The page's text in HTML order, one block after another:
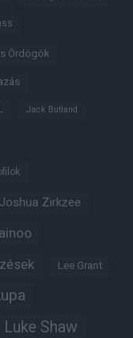
Ördögök
Jack Butland
Joshua Zirkzee
Lee Grant
Luke Shaw